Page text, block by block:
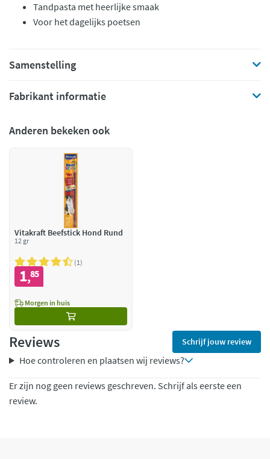
Tandpasta met heerlijke smaak
Voor het dagelijks poetsen
Samenstelling
Fabrikant informatie
Anderen bekeken ook
Vitakraft Beefstick Hond Rund
12 gr
1
1,85
Morgen in huis
Reviews Schrijf jouw review
Hoe controleren en plaatsen wij reviews?
Er zijn nog geen reviews geschreven. Schrijf als eerste een
review.